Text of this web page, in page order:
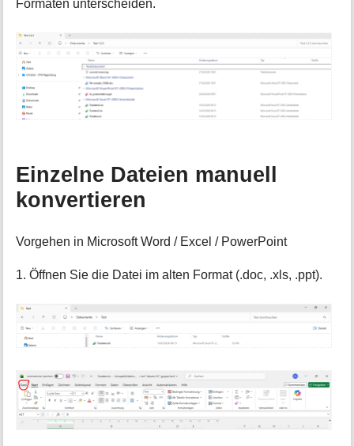
Formaten unterscheiden.
Einzelne Dateien manuell
konvertieren
Vorgehen in Microsoft Word / Excel / PowerPoint
1. Öffnen Sie die Datei im alten Format (.doc, .xls, .ppt).